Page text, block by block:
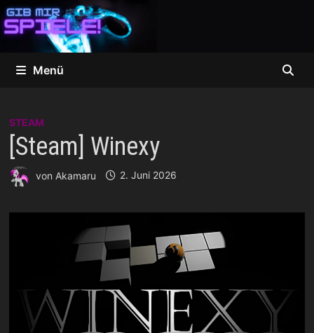
Zum
Inhalt
springen
Menü
STEAM
[Steam] Winexy
von Akamaru 2. Juni 2026